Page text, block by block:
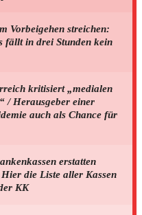
Vorbeigehen streichen:
fällt in drei Stunden kein
kritisiert „medialen
/ Herausgeber einer
auch als Chance für
erstatten
die Liste aller Kassen
KK